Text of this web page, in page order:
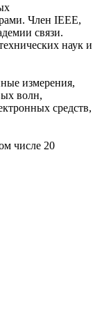
Член IEEE,
связи.
наук и
измерения,
волн,
средств,
числе 20